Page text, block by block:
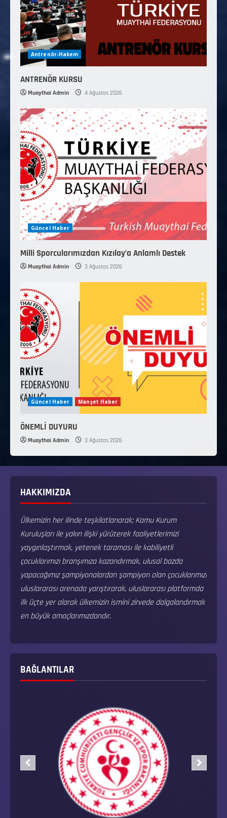
Antrenör-Hakem
ANTRENÖR KURSU
Muaythai Admin 4 Ağustos 2026
Güncel Haber
Milli Sporcularımızdan Kızılay’a Anlamlı Destek
Muaythai Admin 3 Ağustos 2026
Güncel Haber Manşet Haber
ÖNEMLİ DUYURU
Muaythai Admin 3 Ağustos 2026
HAKKIMIZDA
Ülkemizin her ilinde teşkilatlanarak; Kamu Kurum
Kuruluşları ile yakın ilişki yürüterek faaliyetlerimizi
yaygınlaştırmak, yetenek taraması ile kabiliyetli
çocuklarımızı branşımıza kazandırmak, ulusal bazda
yapacağımız şampiyonalardan şampiyon olan çocuklarımızı
uluslararası arenada yarıştırarak, uluslararası platformda
ilk üçte yer alarak ülkemizin ismini zirvede dalgalandırmak
en büyük amaçlarımızdandır.
BAĞLANTILAR